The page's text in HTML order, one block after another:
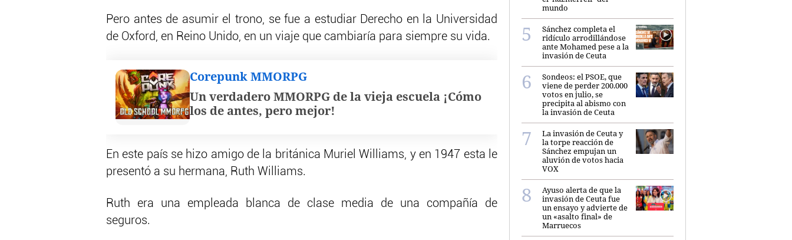
Pero antes de asumir el trono, se fue a estudiar Derecho en la Universidad
de Oxford, en Reino Unido, en un viaje que cambiaría para siempre su vida.
Corepunk MMORPG
Un verdadero MMORPG de la vieja escuela ¡Cómo
los de antes, pero mejor!
En este país se hizo amigo de la británica Muriel Williams, y en 1947 esta le
presentó a su hermana, Ruth Williams.
Ruth era una empleada blanca de clase media de una compañía de
seguros.
mundo
Sánchez completa el
ridículo arrodillándose
ante Mohamed pese a la
invasión de Ceuta
Sondeos: el PSOE, que
viene de perder 200.000
votos en julio, se
precipita al abismo con
la invasión de Ceuta
La invasión de Ceuta y
la torpe reacción de
Sánchez empujan un
aluvión de votos hacia
VOX
Ayuso alerta de que la
invasión de Ceuta fue
un ensayo y advierte de
un «asalto final» de
Marruecos